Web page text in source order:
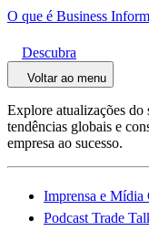
O que é Business
Descubra
Voltar ao menu
Explore atualizações do
tendências globais e
empresa ao sucesso.
Imprensa e Mídia
Podcast Trade